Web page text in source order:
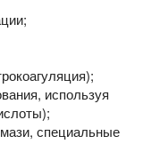
используя
специальные